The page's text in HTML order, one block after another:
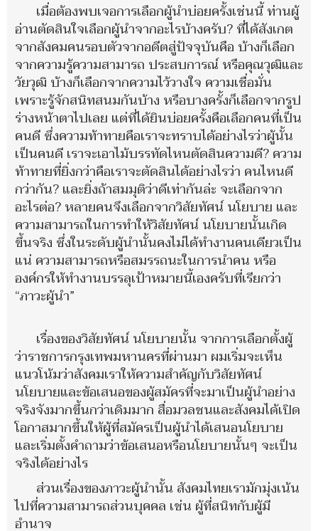
เมื่อต้องพบเจอการเลือกผู้นำบ่อยครั้งเช่นนี้ ท่านผู้
อ่านตัดสินใจเลือกผู้นำจากอะไรบ้างครับ? ที่ได้สังเกต
จากสังคมคนรอบตัวจากอดีตสู่ปัจจุบันคือ บ้างก็เลือก
จากความรู้ความสามารถ ประสบการณ์ หรือคุณวุฒิและ
วัยวุฒิ บ้างก็เลือกจากความไว้วางใจ ความเชื่อมั่น
เพราะรู้จักสนิทสนมกันบ้าง หรือบางครั้งก็เลือกจากรูป
ร่างหน้าตาไปเลย แต่ที่ได้ยินบ่อยครั้งคือเลือกคนที่เป็น
คนดี ซึ่งความท้าทายคือเราจะทราบได้อย่างไรว่าผู้นั้น
เป็นคนดี เราจะเอาไม้บรรทัดไหนตัดสินความดี? ความ
ท้าทายที่ยิ่งกว่าคือเราจะตัดสินได้อย่างไรว่า คนไหนดี
กว่ากัน? และยิ่งถ้าสมมุติว่าดีเท่ากันล่ะ จะเลือกจาก
อะไรต่อ? หลายคนจึงเลือกจากวิสัยทัศน์ นโยบาย และ
ความสามารถในการทำให้วิสัยทัศน์ นโยบายนั้นเกิด
ขึ้นจริง ซึ่งในระดับผู้นำนั้นคงไม่ได้ทำงานคนเดียวเป็น
แน่ ความสามารถหรือสมรรถนะในการนำคน หรือ
องค์กรให้ทำงานบรรลุเป้าหมายนี้เองครับที่เรียกว่า
“ภาวะผู้นำ”
เรื่องของวิสัยทัศน์ นโยบายนั้น จากการเลือกตั้งผู้
ว่าราชการกรุงเทพมหานครที่ผ่านมา ผมเริ่มจะเห็น
แนวโน้มว่าสังคมเราให้ความสำคัญกับวิสัยทัศน์
นโยบายและข้อเสนอของผู้สมัครที่จะมาเป็นผู้นำอย่าง
จริงจังมากขึ้นกว่าเดิมมาก สื่อมวลชนและสังคมได้เปิด
โอกาสมากขึ้นให้ผู้ที่สมัครเป็นผู้นำได้เสนอนโยบาย
และเริ่มตั้งคำถามว่าข้อเสนอหรือนโยบายนั้นๆ จะเป็น
จริงได้อย่างไร
ส่วนเรื่องของภาวะผู้นำนั้น สังคมไทยเรามักมุ่งเน้น
ไปที่ความสามารถส่วนบุคคล เช่น ผู้ที่สนิทกับผู้มี
อำนาจ